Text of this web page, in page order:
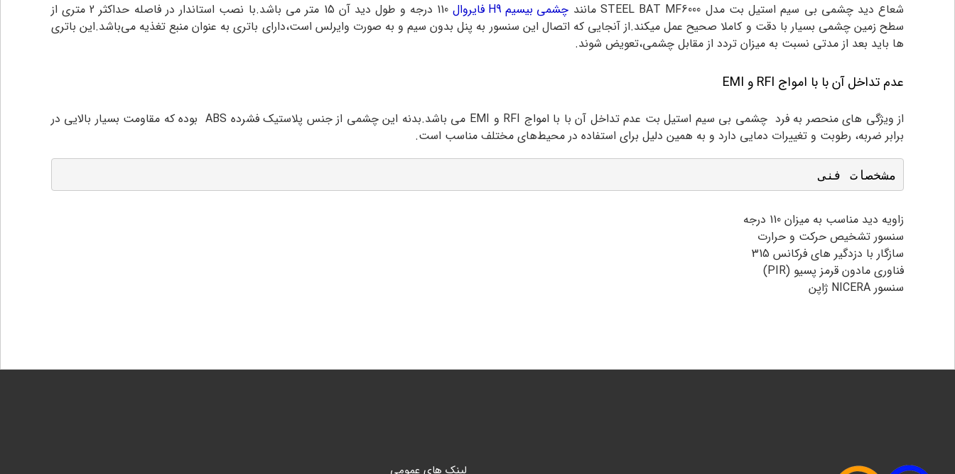
شعاع دیدچشمی بی سیم استیل بت مدل STEEL BAT MF6000 مانند چشمی بیسیم H9 فایروال
110 درجه و طول دید آن 15 متر می باشد.با نصب استاندار در فاصله حداکثر 2 متری از
سطح زمین چشمی بسیار با دقت و کاملا صحیح عمل میکند.از آنجایی که اتصال این سنسور به پنل بدون سیم و به صورت وایرلس است،دارای باتری به عنوان منبع تغذیه می‌باشد.این باتری
ها باید بعد از مدتی نسبت به میزان تردد از مقابل چشمی،تعویض شوند.
عدم تداخل آن با با امواج RFI و EMI
از ویژگی های منحصر به فرد چشمی بی سیم استیل بت عدم تداخل آن با با امواج RFI و EMI می باشد.بدنه این چشمی از جنس پلاستیک فشرده ABS بوده که مقاومت بسیار بالایی در
برابر ضربه، رطوبت و تغییرات دمایی دارد و به همین دلیل برای استفاده در محیط‌های مختلف مناسب است.
مشخصات فنی
زاویه دید مناسب به میزان 110 درجه
سنسور تشخیص حرکت و حرارت
سازگار با دزدگیر های فرکانس 315
فناوری مادون قرمز پسیو (PIR)
سنسور NICERA ژاپن
لینک های عمومی